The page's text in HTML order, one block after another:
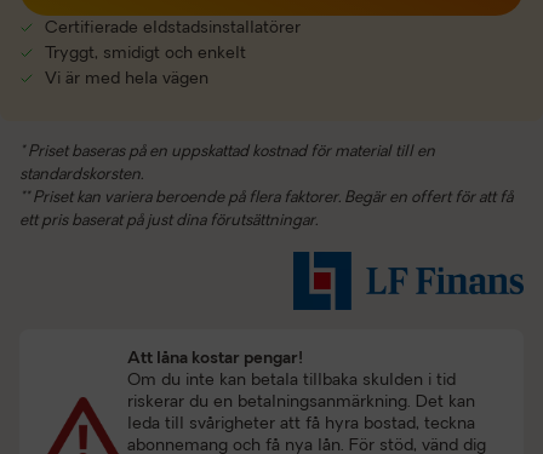
Certifierade eldstadsinstallatörer
Tryggt, smidigt och enkelt
Vi är med hela vägen
* Priset baseras på en uppskattad kostnad för material till en
standardskorsten.
** Priset kan variera beroende på flera faktorer. Begär en offert för att få
ett pris baserat på just dina förutsättningar.
Att låna kostar pengar!
Om du inte kan betala tillbaka skulden i tid
riskerar du en betalningsanmärkning. Det kan
leda till svårigheter att få hyra bostad, teckna
abonnemang och få nya lån. För stöd, vänd dig